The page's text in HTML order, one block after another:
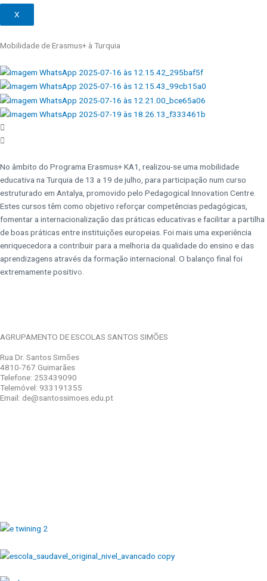
X
Mobilidade de Erasmus+ à Turquia
No âmbito do Programa Erasmus+ KA1, realizou-se uma mobilidade
educativa na Turquia de 13 a 19 de julho, para participação num curso
estruturado em Antalya, promovido pelo Pedagogical Innovation Centre.
Estes cursos têm como objetivo reforçar competências pedagógicas,
fomentar a internacionalização das práticas educativas e facilitar a partilha
de boas práticas entre instituições europeias. Foi mais uma experiência
enriquecedora a contribuir para a melhoria da qualidade do ensino e das
aprendizagens através da formação internacional. O balanço final foi
extremamente positivo.
AGRUPAMENTO DE ESCOLAS SANTOS SIMÕES
Rua Dr. Santos Simões
4810-767 Guimarães
Telefone: 253439090
Telemóvel: 933191355
Email: de@santossimoes.edu.pt